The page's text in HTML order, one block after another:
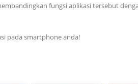
fungsi aplikasi tersebut
pada smartphone anda!